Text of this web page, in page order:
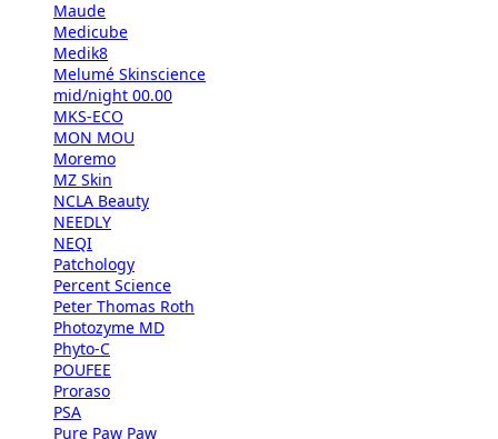
Maude
Medicube
Medik8
Melumé Skinscience
mid/night 00.00
MKS-ECO
MON MOU
Moremo
MZ Skin
NCLA Beauty
NEEDLY
NEQI
Patchology
Percent Science
Peter Thomas Roth
Photozyme MD
Phyto-C
POUFEE
Proraso
PSA
Pure Paw Paw